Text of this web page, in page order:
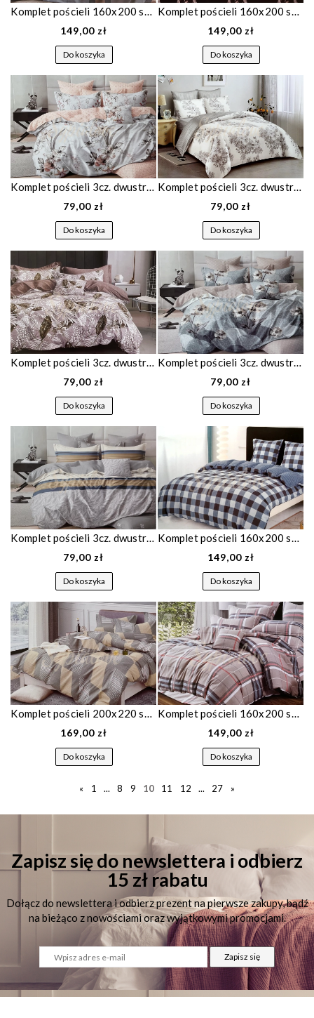
Komplet pościeli 160x200 satyna bawełniana w dużą kratę 1801
149,00 zł
Do koszyka
Komplet pościeli 160x200 satyna bawełniana czarna w łapacze snów 1847
149,00 zł
Do koszyka
Komplet pościeli 3cz. dwustronnej w kwiaty
79,00 zł
Do koszyka
Komplet pościeli 3cz. dwustronnej jasna w kwiaty
79,00 zł
Do koszyka
Komplet pościeli 3cz. dwustronnej szara w liście
79,00 zł
Do koszyka
Komplet pościeli 3cz. dwustronnej w kwiaty
79,00 zł
Do koszyka
Komplet pościeli 3cz. dwustronnej szara we wzór
79,00 zł
Do koszyka
Komplet pościeli 160x200 satyna bawełniana w niebieską kratkę 1805
149,00 zł
Do koszyka
Komplet pościeli 200x220 satyna bawełniana we wzór geometryczny 1838
169,00 zł
Do koszyka
Komplet pościeli 160x200 satyna bawełniana w kratę 1817
149,00 zł
Do koszyka
« 1 ... 8 9 10 11 12 ... 27 »
Zapisz się do newslettera i odbierz
15 zł rabatu
Dołącz do newslettera i odbierz prezent na pierwsze zakupy, bądź
na bieżąco z nowościami oraz wyjątkowymi promocjami.
Zapisz się